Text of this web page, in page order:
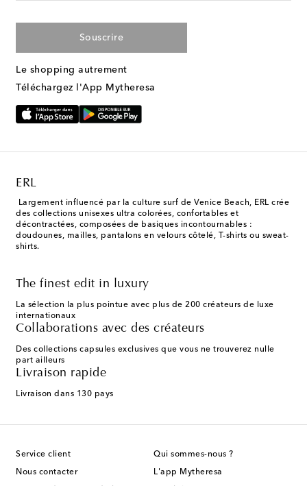
Souscrire
Le shopping autrement
Téléchargez l'App Mytheresa
ERL
Largement influencé par la culture surf de Venice Beach, ERL crée
des collections unisexes ultra colorées, confortables et
décontractées, composées de basiques incontournables :
doudounes, mailles, pantalons en velours côtelé, T-shirts ou sweat-
shirts.
The finest edit in luxury
La sélection la plus pointue avec plus de 200 créateurs de luxe
internationaux
Collaborations avec des créateurs
Des collections capsules exclusives que vous ne trouverez nulle
part ailleurs
Livraison rapide
Livraison dans 130 pays
Service client
Nous contacter
Qui sommes-nous ?
L'app Mytheresa